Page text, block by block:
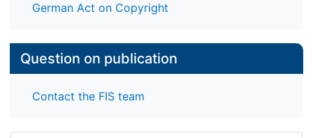
German Act on Copyright
Question on publication
Contact the FIS team